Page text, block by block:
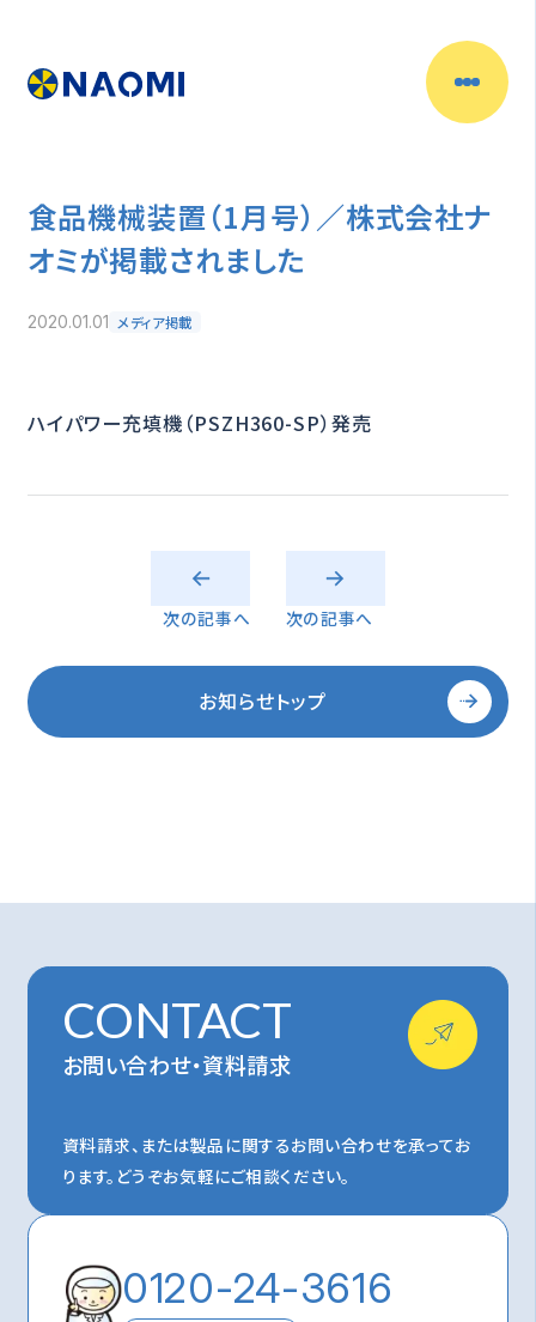
食品機械装置（1月号）／株式会社ナ
オミが掲載されました
2020.01.01 メディア掲載
ハイパワー充填機（PSZH360-SP）発売
次の記事へ 次の記事へ
お知らせトップ
CONTACT
お問い合わせ・資料請求
資料請求、または製品に関するお問い合わせを承ってお
ります。 どうぞお気軽にご相談ください。
0120-24-3616